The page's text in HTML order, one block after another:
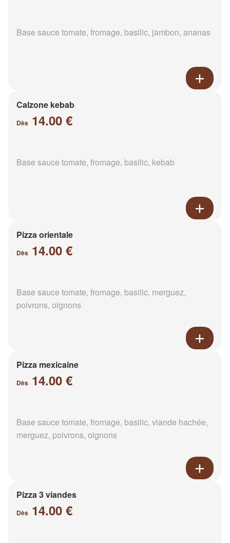
Base sauce tomate, fromage, basilic, jambon, ananas
Calzone kebab
Dès 14.00 €
Base sauce tomate, fromage, basilic, kebab
Pizza orientale
Dès 14.00 €
Base sauce tomate, fromage, basilic, merguez,
poivrons, oignons
Pizza mexicaine
Dès 14.00 €
Base sauce tomate, fromage, basilic, viande hachée,
merguez, poivrons, oignons
Pizza 3 viandes
Dès 14.00 €